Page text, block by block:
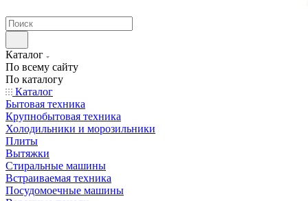
Каталог
По всему сайту
По каталогу
Каталог
Бытовая техника
Крупнобытовая техника
Холодильники и морозильники
Плиты
Вытяжки
Стиральные машины
Встраиваемая техника
Посудомоечные машины